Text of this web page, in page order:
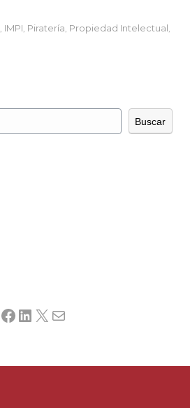
, IMPI, Piratería, Propiedad Intelectual,
Buscar
Facebook
LinkedIn
X Mail